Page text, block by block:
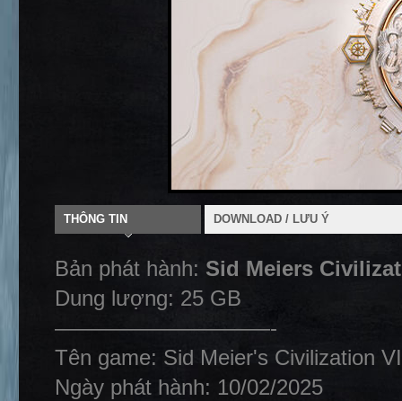
THÔNG TIN DOWNLOAD / LƯU Ý
Bản phát hành: Sid Meiers
Dung lượng: 25 GB
——————————-
Tên game: Sid Meier's Civilization
Ngày phát hành: 10/02/2025